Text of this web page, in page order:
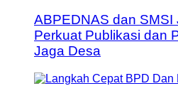
ABPEDNAS dan SMSI
Perkuat Publikasi dan
Jaga Desa